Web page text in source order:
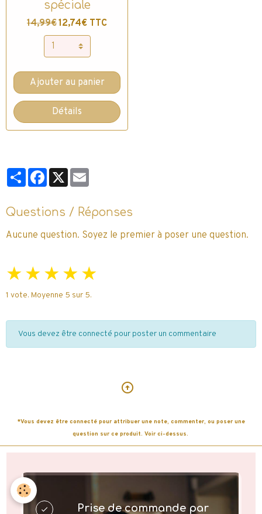
spéciale
14,99€12,74€ TTC
Ajouter au panier
Détails
PartagerFacebook
X
Questions / Réponses
Aucune question. Soyez le premier à poser une question.
★★★★★
1 vote. Moyenne 5 sur 5.
Vous devez être connecté pour poster un commentaire
*Vous devez être connecté pour attribuer une note, commenter, ou poser une
question sur ce produit. Voir ci-dessus.
Prise de commande par